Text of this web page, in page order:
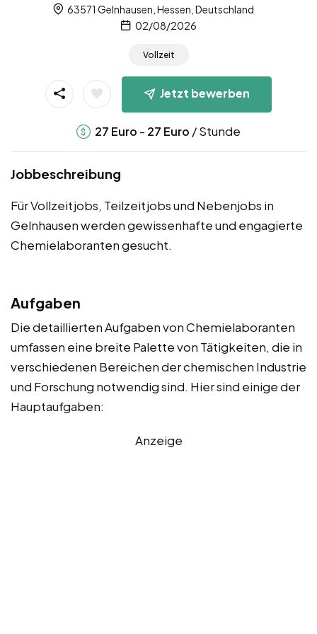
63571 Gelnhausen, Hessen, Deutschland
02/08/2026
Vollzeit
Jetzt bewerben
27 Euro - 27 Euro / Stunde
Jobbeschreibung
Für Vollzeitjobs, Teilzeitjobs und Nebenjobs in
Gelnhausen werden gewissenhafte und engagierte
Chemielaboranten gesucht.
Aufgaben
Die detaillierten Aufgaben von Chemielaboranten
umfassen eine breite Palette von Tätigkeiten, die in
verschiedenen Bereichen der chemischen Industrie
und Forschung notwendig sind. Hier sind einige der
Hauptaufgaben:
Anzeige